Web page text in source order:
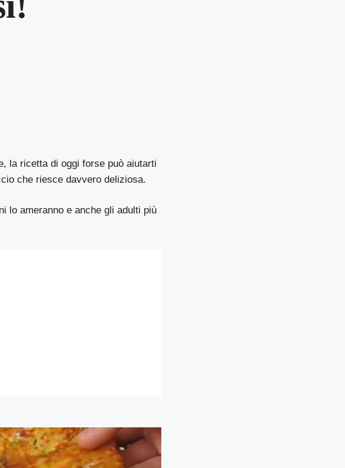
la ricetta di oggi forse può aiutarti
che riesce davvero deliziosa.
lo ameranno e anche gli adulti più